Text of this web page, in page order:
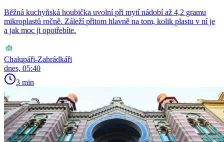
Běžná kuchyňská houbička uvolní při mytí nádobí až 4,2 gramu
mikroplastů ročně. Záleží přitom hlavně na tom, kolik plastu v ní je
a jak moc ji opotřebíte.
Chalupáři-Zahrádkáři
dnes, 05:40
3 min